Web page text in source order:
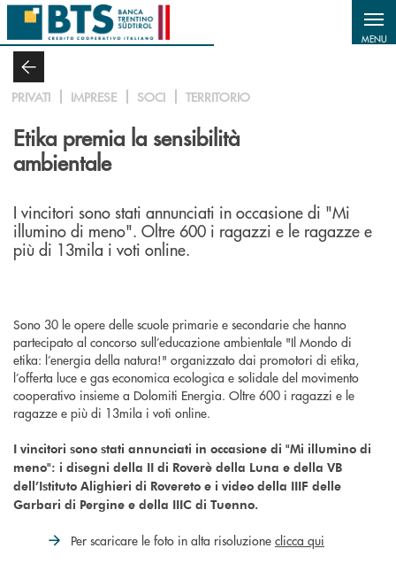
Salta al contenuto principale
MENU
PRIVATI IMPRESE SOCI TERRITORIO
Etika premia la sensibilità
ambientale
I vincitori sono stati annunciati in occasione di "Mi
illumino di meno". Oltre 600 i ragazzi e le ragazze e
più di 13mila i voti online.
Sono 30 le opere delle scuole primarie e secondarie che hanno
partecipato al concorso sull’educazione ambientale "Il Mondo di
etika: l’energia della natura!" organizzato dai promotori di etika,
l’offerta luce e gas economica ecologica e solidale del movimento
cooperativo insieme a Dolomiti Energia. Oltre 600 i ragazzi e le
ragazze e più di 13mila i voti online.
I vincitori sono stati annunciati in occasione di "Mi illumino di
meno": i disegni della II di Roverè della Luna e della VB
dell’Istituto Alighieri di Rovereto e i video della IIIF delle
Garbari di Pergine e della IIIC di Tuenno.
Per scaricare le foto in alta risoluzione clicca qui